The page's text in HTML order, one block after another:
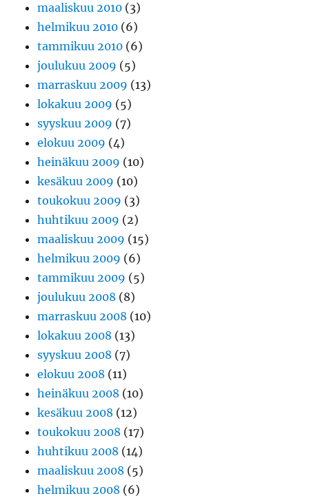
maaliskuu 2010 (3)
helmikuu 2010 (6)
tammikuu 2010 (6)
joulukuu 2009 (5)
marraskuu 2009 (13)
lokakuu 2009 (5)
syyskuu 2009 (7)
elokuu 2009 (4)
heinäkuu 2009 (10)
kesäkuu 2009 (10)
toukokuu 2009 (3)
huhtikuu 2009 (2)
maaliskuu 2009 (15)
helmikuu 2009 (6)
tammikuu 2009 (5)
joulukuu 2008 (8)
marraskuu 2008 (10)
lokakuu 2008 (13)
syyskuu 2008 (7)
elokuu 2008 (11)
heinäkuu 2008 (10)
kesäkuu 2008 (12)
toukokuu 2008 (17)
huhtikuu 2008 (14)
maaliskuu 2008 (5)
helmikuu 2008 (6)